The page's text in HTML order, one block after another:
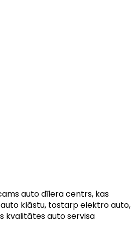
auto dīlera centrs, kas
klāstu, tostarp elektro auto,
kvalitātes auto servisa